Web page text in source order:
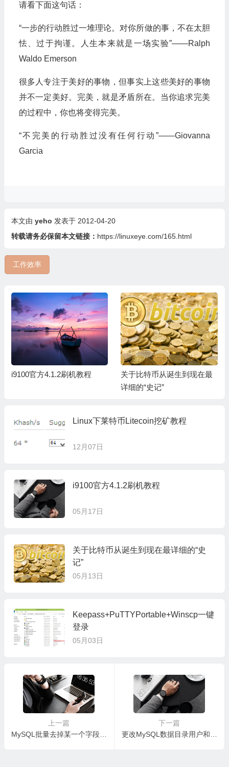
请看下面这句话：
“一步的行动胜过一堆理论。对你所做的事，不在太胆
怯、过于拘谨。人生本来就是一场实验”——Ralph
Waldo Emerson
很多人专注于美好的事物，但事实上这些美好的事物
并不一定美好。完美，就是矛盾所在。当你追求完美
的过程中，你也将变得完美。
“不完美的行动胜过没有任何行动”——Giovanna
Garcia
本文由 yeho 发表于 2012-04-20
转载请务必保留本文链接： https://linuxeye.com/165.html
工作效率
i9100官方4.1.2刷机教程
关于比特币从诞生到现在最
详细的“史记”
Linux下莱特币Litecoin挖矿教程
12月07日
i9100官方4.1.2刷机教程
05月17日
关于比特币从诞生到现在最详细的“史
记”
05月13日
Keepass+PuTTYPortable+Winscp一键
登录
05月03日
上一篇
MySQL批量去掉某一个字段特定的值
下一篇
更改MySQL数据目录用户和用户组导致表损坏